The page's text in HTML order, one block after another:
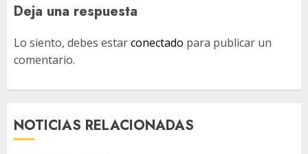
Deja una respuesta
Lo siento, debes estarconectado para publicar un
comentario.
NOTICIAS RELACIONADAS